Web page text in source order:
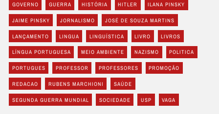
GOVERNO GUERRA HISTÓRIA HITLER ILANA PINSKY
JAIME PINSKY JORNALISMO JOSÉ DE SOUZA MARTINS
LANÇAMENTO LINGUA LINGUÍSTICA LIVRO LIVROS
LÍNGUA PORTUGUESA MEIO AMBIENTE NAZISMO POLITICA
PORTUGUES PROFESSOR PROFESSORES PROMOÇÃO
REDACAO RUBENS MARCHIONI SAÚDE
SEGUNDA GUERRA MUNDIAL SOCIEDADE USP VAGA